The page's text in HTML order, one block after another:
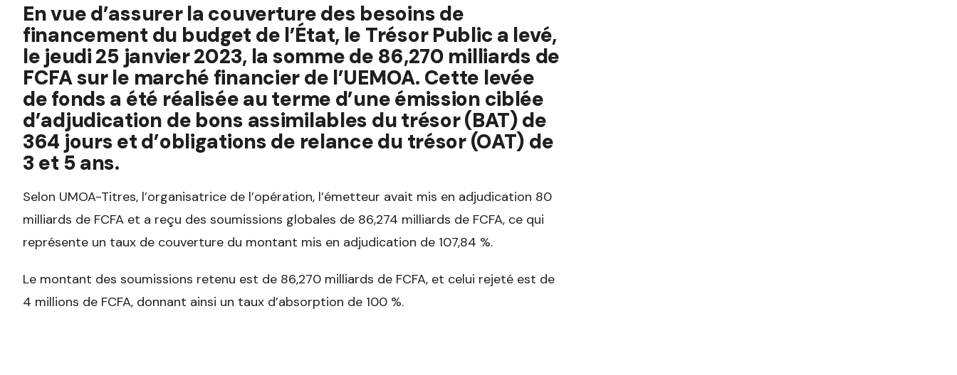
En vue d’assurer la couverture des besoins de
financement du budget de l’État, le Trésor Public a levé,
le jeudi 25 janvier 2023, la somme de 86,270 milliards de
FCFA sur le marché financier de l’UEMOA. Cette levée
de fonds a été réalisée au terme d’une émission ciblée
d’adjudication de bons assimilables du trésor (BAT) de
364 jours et d’obligations de relance du trésor (OAT) de
3 et 5 ans.
Selon UMOA-Titres, l’organisatrice de l’opération, l’émetteur avait mis en adjudication 80
milliards de FCFA et a reçu des soumissions globales de 86,274 milliards de FCFA, ce qui
représente un taux de couverture du montant mis en adjudication de 107,84 %.
Le montant des soumissions retenu est de 86,270 milliards de FCFA, et celui rejeté est de
4 millions de FCFA, donnant ainsi un taux d’absorption de 100 %.